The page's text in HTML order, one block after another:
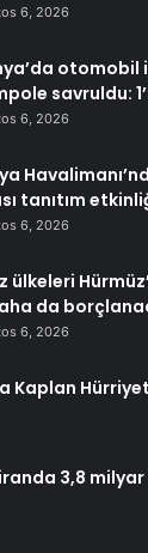
6, 2026
otomobil
savruldu:
6, 2026
tanıtım
6, 2026
ülkeleri
da
6, 2026
Kaplan
3,8